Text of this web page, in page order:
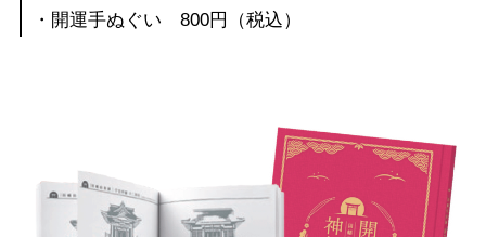
・開運手ぬぐい 800円（税込）